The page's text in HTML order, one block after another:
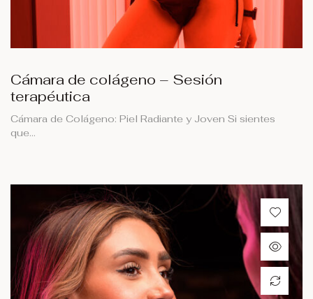
Cámara de colágeno – Sesión
terapéutica
Cámara de Colágeno: Piel Radiante y Joven Si sientes
que…